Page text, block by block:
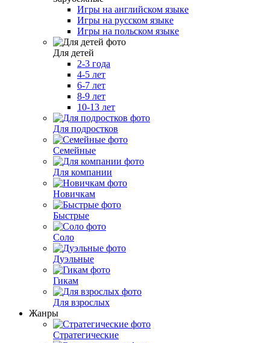
Игры на английском языке
Игры на русском языке
Игры на польском языке
Для детей
2-3 года
4-5 лет
6-7 лет
8-9 лет
10-13 лет
Для подростков
Семейные
Для компании
Новичкам
Быстрые
Соло
Дуэльные
Гикам
Для взрослых
Жанры
Стратегические